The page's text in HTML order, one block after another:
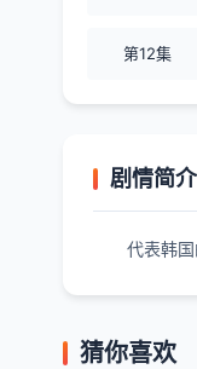
第12集
剧情简介
代表韩
猜你喜欢